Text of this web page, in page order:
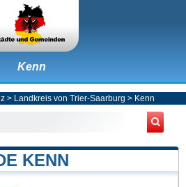
Kenn
> Landkreis von Trier-Saarburg > Kenn
KENN